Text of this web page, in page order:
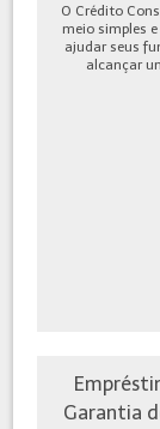
O Crédito
meio simples
ajudar seus
alcançar
Garantia